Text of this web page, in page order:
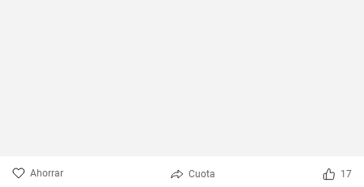
Ahorrar Cuota 17